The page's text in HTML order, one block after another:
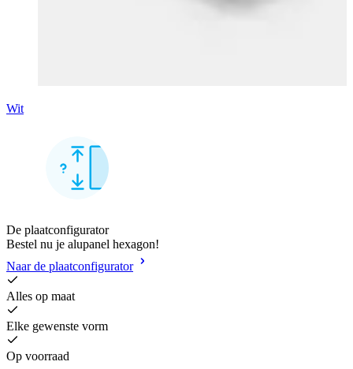
Wit
De plaatconfigurator
Bestel nu je alupanel hexagon!
Naar de plaatconfigurator
Alles op maat
Elke gewenste vorm
Op voorraad